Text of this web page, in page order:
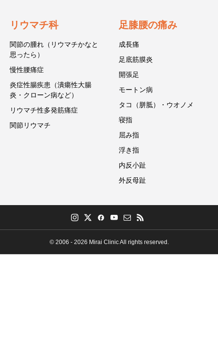
リウマチ科
関節の腫れ（リウマチかなと
思ったら）
慢性腰痛症
炎症性腸疾患（潰瘍性大腸
炎・クローン病など）
リウマチ性多発筋痛症
関節リウマチ
足膝腰の痛み
成長痛
足底筋膜炎
開張足
モートン病
タコ（胼胝）・ウオノメ
寝指
屈み指
浮き指
内反小趾
外反母趾
© 2006 - 2026 Mirai Clinic All rights reserved.